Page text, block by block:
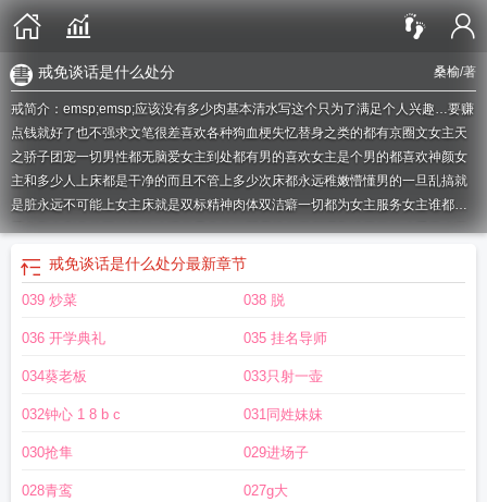
桑榆/著
戒免谈话是什么处分
戒简介：emsp;emsp;应该没有多少肉基本清水写这个只为了满足个人兴趣…要赚
点钱就好了也不强求文笔很差喜欢各种狗血梗失忆替身之类的都有京圈文女主天
之骄子团宠一切男性都无脑爱女主到处都有男的喜欢女主是个男的都喜欢神颜女
主和多少人上床都是干净的而且不管上多少次床都永远稚嫩懵懂男的一旦乱搞就
是脏永远不可能上女主床就是双标精神肉体双洁癖一切都为女主服务女主谁都不
爱自私自利身体不好性格冷漠但是身体娇弱易推倒无所谓和谁干了什么爱干啥干
啥想干啥干啥男人就是要低头女主就是尊贵max女主受到万千宠爱但是还是自私
得要死只考虑自己有白月光是女的死了第一次在这个手上避雷女主不太能自理白
幼瘦男方多有大上一轮或多的不喜欢满口粗贬低女主的什么母狗骚逼这种词一旦
舒服迟早后悔迟早付出惨痛代价作者我有点媚男慎入女主从小就开始乱搞了现在
也还没成年玻璃心不喜勿喷请左转退出很多骨科叔叔舅舅表哥堂哥亲哥雄竞很多
话是什么处分戒的拼音 戒奢以俭前一句
了戒烟几天算成功 戒烟是慢慢戒还是马上一支都不抽
对照表戒尺 戒烟最难熬的是哪几天戒子书
戒免谈话是什么处分最新章节
039 炒菜 038 脱
036 开学典礼 035 挂名导师
034葵老板 033只射一壶
032钟心 1 8 b c 031同姓妹妹
030抢隼 029进场子
028青鸾 027g大